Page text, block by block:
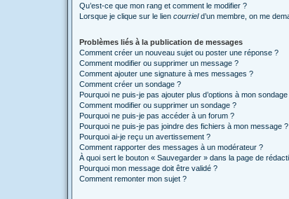
Qu’est-ce que mon rang et comment le modifier ?
Lorsque je clique sur le lien courrield’un membre, on me
Problèmes liés à la publication de messages
Comment créer un nouveau sujet ou poster une réponse ?
Comment modifier ou supprimer un message ?
Comment ajouter une signature à mes messages ?
Comment créer un sondage ?
Pourquoi ne puis-je pas ajouter plus d’options à mon sondage
Comment modifier ou supprimer un sondage ?
Pourquoi ne puis-je pas accéder à un forum ?
Pourquoi ne puis-je pas joindre des fichiers à mon message ?
Pourquoi ai-je reçu un avertissement ?
Comment rapporter des messages à un modérateur ?
À quoi sert le bouton « Sauvegarder » dans la page de
Pourquoi mon message doit être validé ?
Comment remonter mon sujet ?